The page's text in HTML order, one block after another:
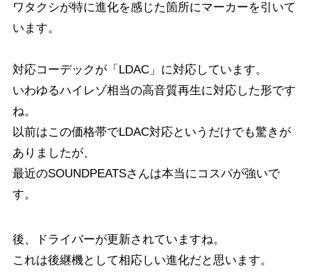
ワタクシが特に進化を感じた箇所にマーカーを引いて
います。
対応コーデックが「LDAC」に対応しています。
いわゆるハイレゾ相当の高音質再生に対応した形です
ね。
以前はこの価格帯でLDAC対応というだけでも驚きが
ありましたが、
最近のSOUNDPEATSさんは本当にコスパが強いで
す。
後、ドライバーが更新されていますね。
これは後継機として相応しい進化だと思います。